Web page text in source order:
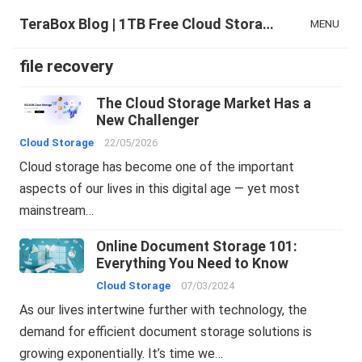
TeraBox Blog | 1TB Free Cloud Storage & All-in-One AI Space MENU
file recovery
The Cloud Storage Market Has a
New Challenger
Cloud Storage 22/05/2026
Cloud storage has become one of the important
aspects of our lives in this digital age — yet most
mainstream…
Online Document Storage 101:
Everything You Need to Know
Cloud Storage 07/03/2024
As our lives intertwine further with technology, the
demand for efficient document storage solutions is
growing exponentially. It’s time we…